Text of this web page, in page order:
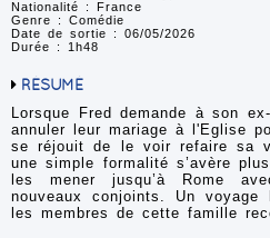
Nationalité : France
Genre : Comédie
Date de sortie : 06/05/2026
Durée : 1h48
RÉSUMÉ
Lorsque Fred demande à son
annuler leur mariage à l'Eglise
se réjouit de le voir refaire sa
une simple formalité s’avère
les mener jusqu’à Rome
nouveaux conjoints. Un
les membres de cette famille